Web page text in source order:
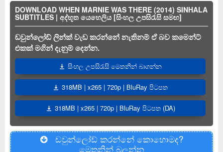
DOWNLOAD WHEN MARNIE WAS THERE (2014) SINHALA
SUBTITLES | අද්භූත යෙහෙලිය [සිංහල උපසිරැසි සමඟ]
ඩවුන්ලෝඩ් ලින්ක් වැඩ කරන්නේ නැතිනම් ඒ බව කමෙන්ට්
එකක් මගින් දැනුම් දෙන්න.
සිංහල උපසිරැසි මෙතනින් බාගන්න
318MB | x265 | 720p | BluRay පිටපත
318MB | x265 | 720p | BluRay පිටපත (DA)
ඩවුන්ලෝඩ් කරන්නේ කොහොමද?
මෙතනින් බලන්න